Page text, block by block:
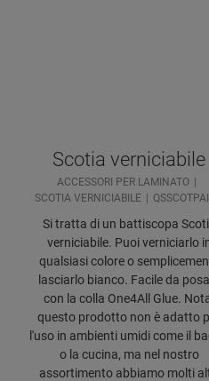
Scotia verniciabile
ACCESSORI PER LAMINATO
SCOTIA VERNICIABILE
Si tratta di un battiscopa
verniciabile. Puoi verniciarlo
qualsiasi colore o
lasciarlo bianco. Facile da
con la colla One4All Glue.
questo prodotto non è adatto
l'uso in ambienti umidi come il
o la cucina, ma nel nostro
assortimento abbiamo molti